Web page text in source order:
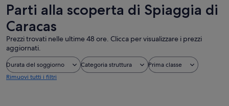
Parti alla scoperta di Spiaggia di
Caracas
Prezzi trovati nelle ultime 48 ore. Clicca per visualizzare i prezzi
aggiornati.
Durata del soggiorno Categoria struttura
Prima classe
Rimuovi tutti i filtri